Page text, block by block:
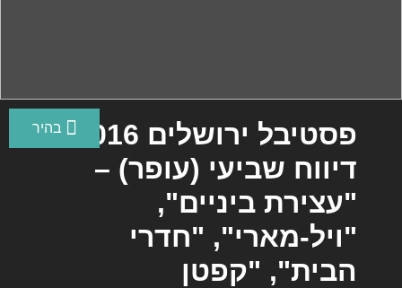
פסטיבל ירושלים 2016
דיווח שביעי (עופר) –
"עצירת ביניים",
"ויל-מארי", "חדרי
הבית", "קפטן